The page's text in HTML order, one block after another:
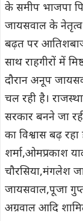
के समीप भाजपा
जायसवाल के नेतृत्व
बढ़त पर
साथ राहगीरों में
दौरान अनूप
चल रही है।
सरकार बनने जा रही
का विश्वास बढ़ रहा
शर्मा,ओमप्रकाश
चौरसिया,मंगलेश
जायसवाल,पूजा
अग्रवाल आदि